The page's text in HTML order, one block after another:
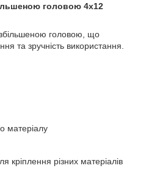
головою 4х12
збільшеною головою, що
та зручність використання.
матеріалу
кріплення різних матеріалів